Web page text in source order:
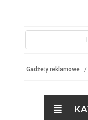
Gadżety reklamowe